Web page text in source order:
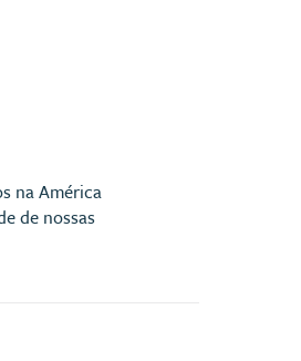
na América
de nossas